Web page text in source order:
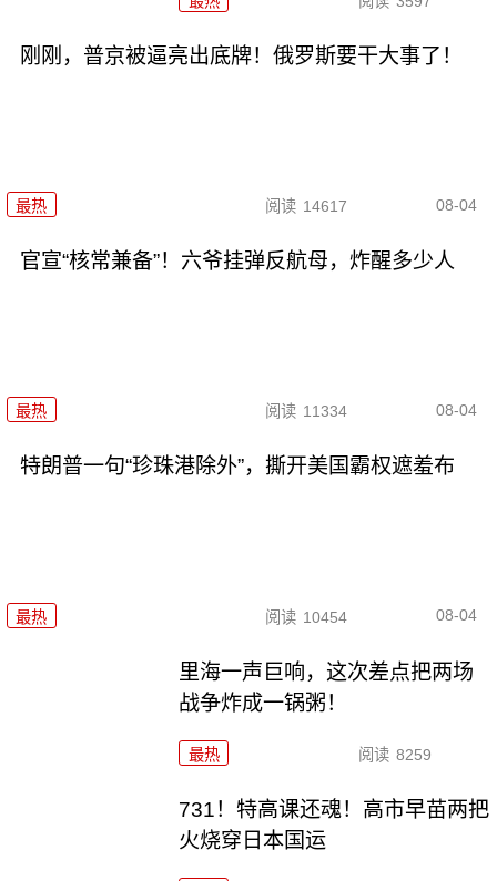
刚刚，普京被逼亮出底牌！俄罗斯要干大事了！
最热 阅读 14617 08-04
官宣“核常兼备”！六爷挂弹反航母，炸醒多少人
最热 阅读 11334 08-04
特朗普一句“珍珠港除外”，撕开美国霸权遮羞布
最热 阅读 10454 08-04
里海一声巨响，这次差点把两场
战争炸成一锅粥！
最热 阅读 8259
731！特高课还魂！高市早苗两把
火烧穿日本国运